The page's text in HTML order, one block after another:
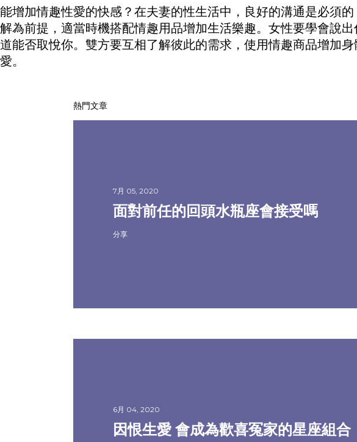
增加情趣性愛的快感？在夫妻的性生活中，良好的溝通是必須
為前提，適當時機搭配情趣用品增加生活樂趣。女性要學會說
能否取悅你。雙方要互相了解彼此的需求，使用情趣商品增加
。
熱門文章
7月 05, 2020
面對前任的回頭水瓶座會接受嗎
分享
6月 04, 2020
因恨生愛 會成為歡喜冤家的星座組合